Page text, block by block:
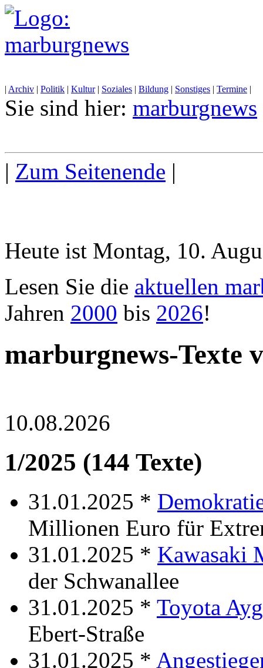
| Archiv | Politik | Kultur| Soziales | Bildung | Sonstiges | Termine |
Sie sind hier: marburgnews
| Zum Seitenende |
Heute ist Montag, 10.
Lesen Sie die aktuellen
Jahren 2000 bis 2026!
marburgnews-Texte
10.08.2026
1/2025 (144 Texte)
31.01.2025 *
Millionen Euro für
31.01.2025 * Kawasaki
der Schwanallee
31.01.2025 * Toyota
Ebert-Straße
31.01.2025 *